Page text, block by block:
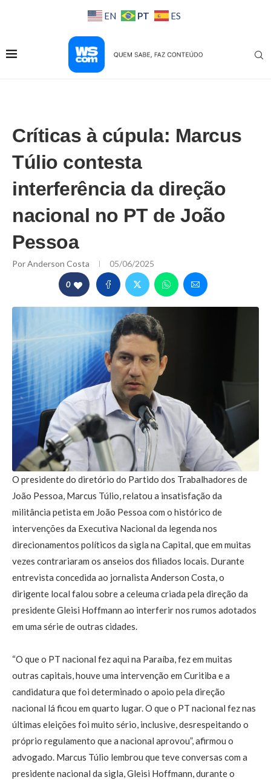
EN PT ES
Críticas à cúpula: Marcus
Túlio contesta
interferência da direção
nacional no PT de João
Pessoa
PorAnderson Costa 05/06/2025
0
O presidente do diretório do Partido dos Trabalhadores de
João Pessoa, Marcus Túlio, relatou a insatisfação da
militância petista em João Pessoa com o histórico de
intervenções da Executiva Nacional da legenda nos
direcionamentos políticos da sigla na Capital, que em muitas
vezes contrariaram os anseios dos filiados locais. Durante
entrevista concedida ao jornalista Anderson Costa, o
dirigente local falou sobre a celeuma criada pela direção da
presidente Gleisi Hoffmann ao interferir nos rumos adotados
em uma série de outras cidades.
“O que o PT nacional fez aqui na Paraíba, fez em muitas
outras capitais, houve uma intervenção em Curitiba e a
candidatura que foi determinado o apoio pela direção
nacional lá ficou em quarto lugar. O que o PT nacional fez nas
últimas eleições foi muito sério, inclusive, desrespeitando o
próprio regulamento que a nacional aprovou”, afirmou o
advogado. Marcus Túlio lembrou que teve conversas com a
presidente nacional da sigla, Gleisi Hoffmann, durante o